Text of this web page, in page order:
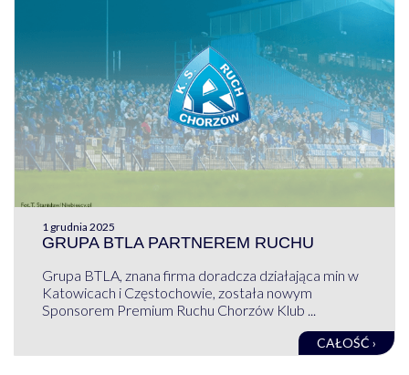
1 grudnia 2025
GRUPA BTLA PARTNEREM RUCHU
Grupa BTLA, znana firma doradcza działająca min w
Katowicach i Częstochowie, została nowym
Sponsorem Premium Ruchu Chorzów Klub ...
CAŁOŚĆ ›